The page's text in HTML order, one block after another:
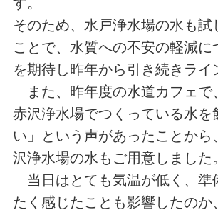
そのため、水戸浄水場の水も試
ことで、水質への不安の軽減に
を期待し昨年から引き続きライ
また、昨年度の水道カフェで
赤沢浄水場でつくっている水を
い」という声があったことから
沢浄水場の水もご用意しました。
当日はとても気温が低く、準
たく感じたことも影響したのか